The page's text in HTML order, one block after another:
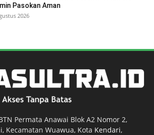
Pasokan Aman
2026
Permata Anawai Blok A2 Nomor 2,
Kecamatan Wuawua, Kota Kendari,